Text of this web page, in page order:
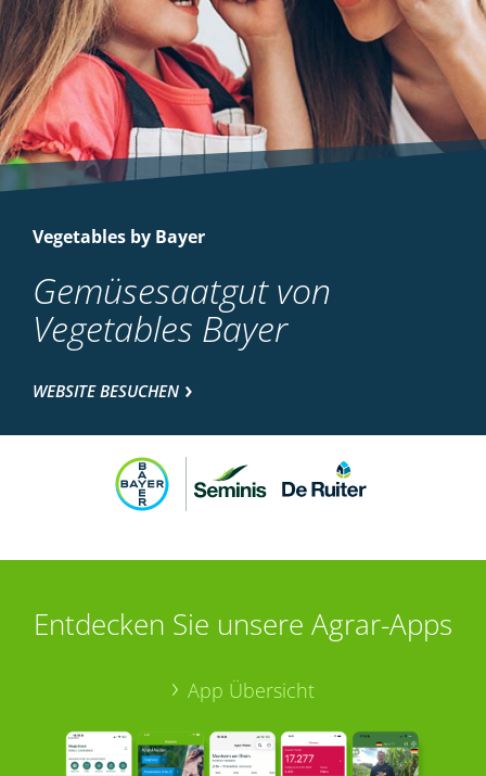
Vegetables by Bayer
Gemüsesaatgut von
Vegetables Bayer
WEBSITE BESUCHEN
Entdecken Sie unsere Agrar-Apps
App Übersicht